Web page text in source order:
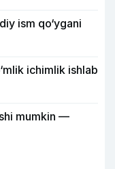
ism qo‘ygani
ichimlik ishlab
mumkin —